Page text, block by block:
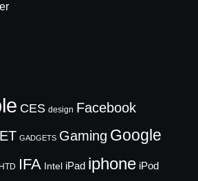
CES design Facebook
GADGETS Gaming Google
HTD IFA Intel iPad iphone iPod